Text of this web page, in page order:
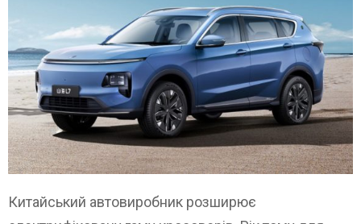
Китайський автовиробник розширює